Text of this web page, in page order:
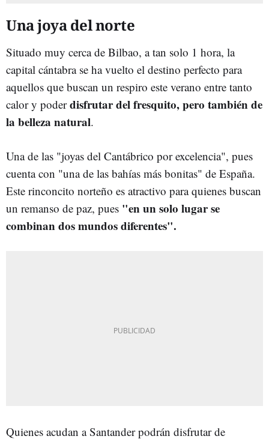
Una joya del norte
Situado muy cerca de Bilbao, a tan solo 1 hora, la
capital cántabra se ha vuelto el destino perfecto para
aquellos que buscan un respiro este verano entre tanto
calor y poderdisfrutar del fresquito, pero también de
la belleza natural.
Una de las "joyas del Cantábrico por excelencia", pues
cuenta con "una de las bahías más bonitas" de España.
Este rinconcito norteño es atractivo para quienes buscan
un remanso de paz, pues "en un solo lugar se
combinan dos mundos diferentes".
Quienes acudan a Santander podrán disfrutar de